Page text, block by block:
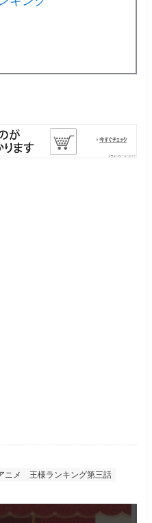
ニメ 王様ランキング第三話